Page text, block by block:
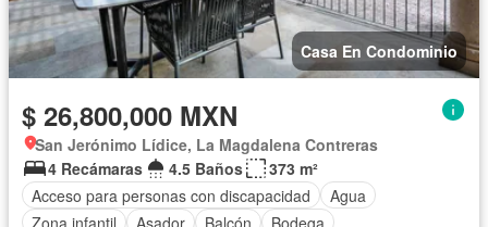
Casa En Condominio
$ 26,800,000 MXN
San Jerónimo Lídice, La Magdalena Contreras
4 Recámaras
4.5 Baños
373 m²
Acceso para personas con discapacidad
Agua
Zona infantil
Asador Balcón
Bodega